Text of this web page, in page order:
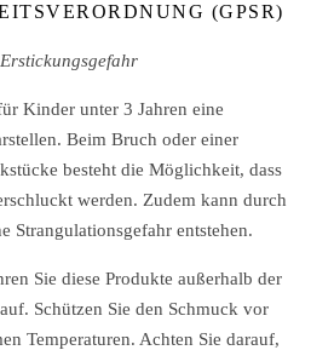
(GPSR)
Kinder unter 3 Jahren eine
Beim Bruch oder einer
besteht die Möglichkeit, dass
werden. Zudem kann durch
Strangulationsgefahr entstehen.
Sie diese Produkte außerhalb der
Schützen Sie den Schmuck vor
Temperaturen. Achten Sie darauf,